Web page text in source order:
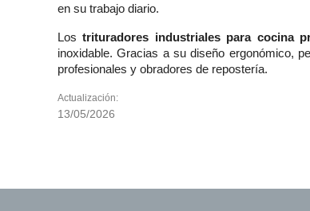
en su trabajo diario.
Lostrituradores industriales para cocina
inoxidable. Gracias a su diseño ergonómico,
profesionales y obradores de repostería.
Actualización:
13/05/2026